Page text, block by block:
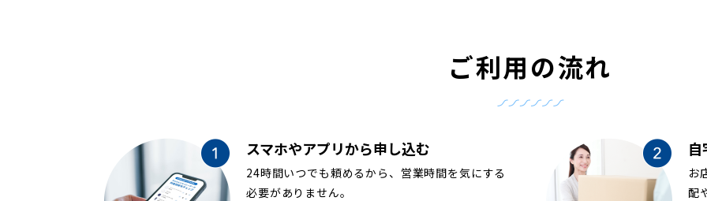
ご利用の流れ
スマホやアプリから申し込む
24時間いつでも頼めるから、営業時間を気にする
必要がありません。
お
配